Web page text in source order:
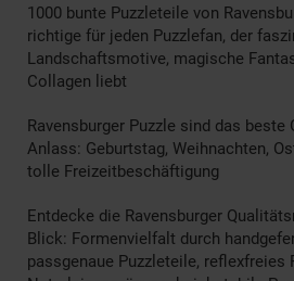
1000 bunte Puzzleteile von
richtige für jeden Puzzlefan, der
Landschaftsmotive, magische
Collagen liebt
Ravensburger Puzzle sind das beste
Anlass: Geburtstag, Weihnachten,
tolle Freizeitbeschäftigung
Entdecke die Ravensburger
Blick: Formenvielfalt durch
passgenaue Puzzleteile, reflexfreies